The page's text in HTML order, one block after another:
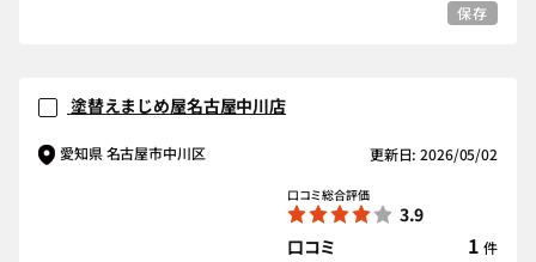
保存
塗替えまじめ屋名古屋中川店
愛知県 名古屋市中川区 更新日: 2026/05/02
口コミ総合評価
3.9
口コミ
1 件